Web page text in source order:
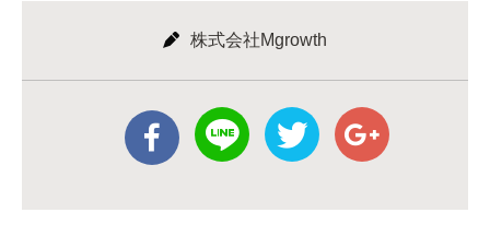
株式会社Mgrowth